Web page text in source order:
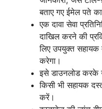
बताए गए ईमेल पते
एक दावा सेवा
दाखिल करने की
लिए उपयुक्त सहायक
करेगा।
इसे डाउनलोड करके
किसी भी सहायक
करें।